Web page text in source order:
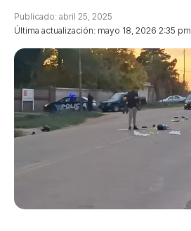
Última actualización: mayo 18, 2026 2:35 pm
Publicado: abril 25, 2025